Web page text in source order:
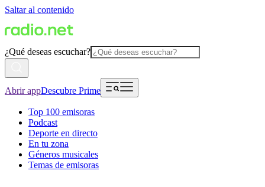
Saltar al contenido
¿Qué deseas escuchar?
Abrir appDescubre Prime
Top 100 emisoras
Podcast
Deporte en directo
En tu zona
Géneros musicales
Temas de emisoras